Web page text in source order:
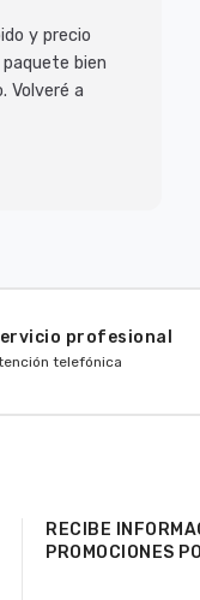
y precio
paquete bien
Volveré a
profesional
telefónica
RECIBE
PROMOCIONES